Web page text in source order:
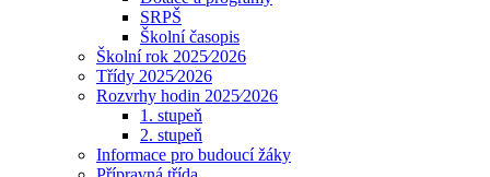
SRPŠ
Školní časopis
Školní rok 2025⁄2026
Třídy 2025⁄2026
Rozvrhy hodin 2025⁄2026
1. stupeň
2. stupeň
Informace pro budoucí žáky